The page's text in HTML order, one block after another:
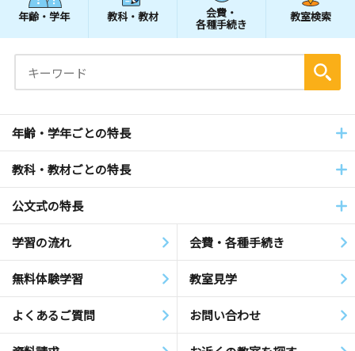
年齢・学年 教科・教材 会費・
各種手続き
教室検索
年齢・学年ごとの特長
教科・教材ごとの特長
公文式の特長
学習の流れ 会費・各種手続き
無料体験学習 教室見学
よくあるご質問 お問い合わせ